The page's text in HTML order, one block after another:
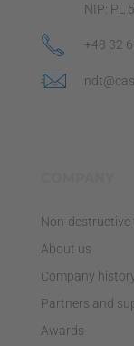
NIP: PL
+48 32
Non-destructive
About us
Company
Partners and
Awards